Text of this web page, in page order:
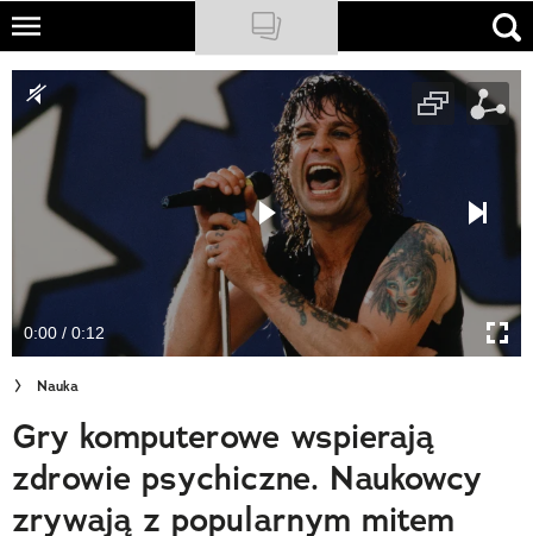
Skip
main
content
NATIONAL GEOGRAPHIC
TRAVELER
PODCASTY
Newsletter
Cuda Polski
Wielki Konkurs Fotograficzny
Trendbook Podróżniczy
Polecane
0:00 / 0:12
Nauka
Gry komputerowe wspierają
zdrowie psychiczne. Naukowcy
zrywają z popularnym mitem